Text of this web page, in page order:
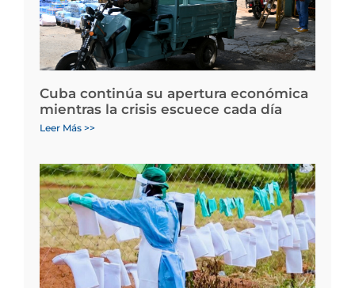
Cuba continúa su apertura económica
mientras la crisis escuece cada día
Leer Más >>